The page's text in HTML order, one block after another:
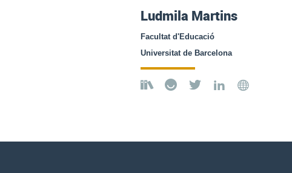
Ludmila Martins
Facultat d'Educació
Universitat de Barcelona